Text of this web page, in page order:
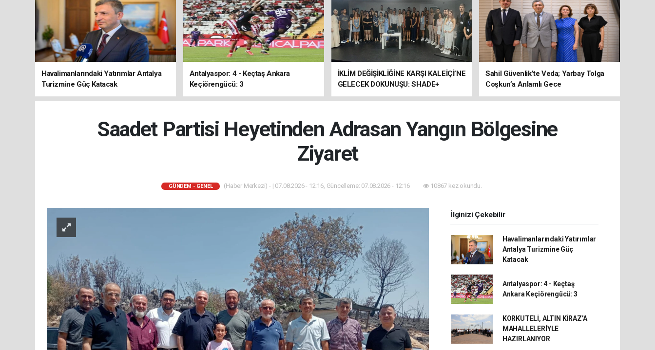
Havalimanlarındaki Yatırımlar Antalya
Turizmine Güç Katacak
Antalyaspor: 4 - Keçtaş Ankara
Keçiörengücü: 3
İKLİM DEĞİŞİKLİĞİNE KARŞI KALEİÇİ’NE
GELECEK DOKUNUŞU: SHADE+
ULUSLARARASI ÇALIŞTAYI SONA
Sahil Güvenlik’te Veda; Yarbay Tolga
Coşkun’a Anlamlı Gece
Saadet Partisi Heyetinden Adrasan Yangın Bölgesine
Ziyaret
GÜNDEM - GENEL (Haber Merkezi) - | 07.08.2026 - 12:16, Güncelleme: 07.08.2026 - 12:16 10867 kez okundu.
İlginizi Çekebilir
Havalimanlarındaki Yatırımlar
Antalya Turizmine Güç
Katacak
Antalyaspor: 4 - Keçtaş
Ankara Keçiörengücü: 3
KORKUTELİ, ALTIN KİRAZ’A
MAHALLELERİYLE
HAZIRLANIYOR